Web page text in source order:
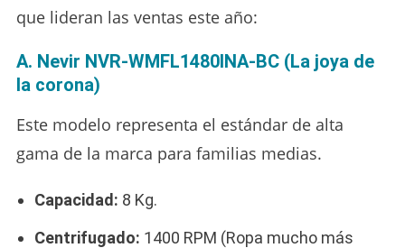
que lideran las ventas este año:
A. Nevir NVR-WMFL1480INA-BC (La joya de
la corona)
Este modelo representa el estándar de alta
gama de la marca para familias medias.
Capacidad: 8 Kg.
Centrifugado: 1400 RPM (Ropa mucho más